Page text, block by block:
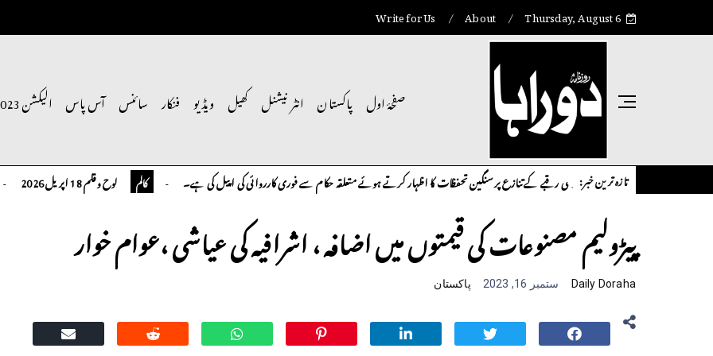
Thursday, August 6
About
Write for Us
صفحۂ اول پاکستان انٹر نیشنل کھیل ویڈیو فنکار سائنس آس پاس الیکشن 2023
تازہ ترین خبر:
شاہ نے اپنے آبائی مشترکہ زرعی رقبے کے تنازع پر سنگین تحفظات کا اظہار کرتے ہوئے متعلقہ حکام سے فوری کارروائی کی اپیل کی ہے۔ کالم لوح وقلم 18 اپریل 2026 کالم
پیڑولیم مصنوعات کی قیمتوں میں اضافہ ، اشرافیہ کی عیاشی ،عوام خوار
Daily Doraha ستمبر 16, 2023 پاکستان